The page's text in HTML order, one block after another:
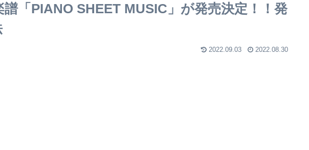
「PIANO SHEET MUSIC」が発売決定！！発
2022.09.03 2022.08.30